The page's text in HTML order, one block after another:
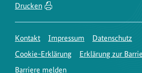
Drucken
Kontakt Impressum
Datenschutz
Cookie-Erklärung
Erklärung zur
Barriere melden